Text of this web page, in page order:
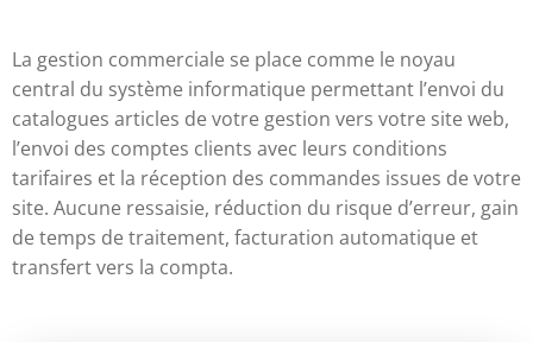
La gestion commerciale se place comme le noyau
central du système informatique permettant l’envoi du
catalogues articles de votre gestion vers votre site web,
l’envoi des comptes clients avec leurs conditions
tarifaires et la réception des commandes issues de votre
site. Aucune ressaisie, réduction du risque d’erreur, gain
de temps de traitement, facturation automatique et
transfert vers la compta.